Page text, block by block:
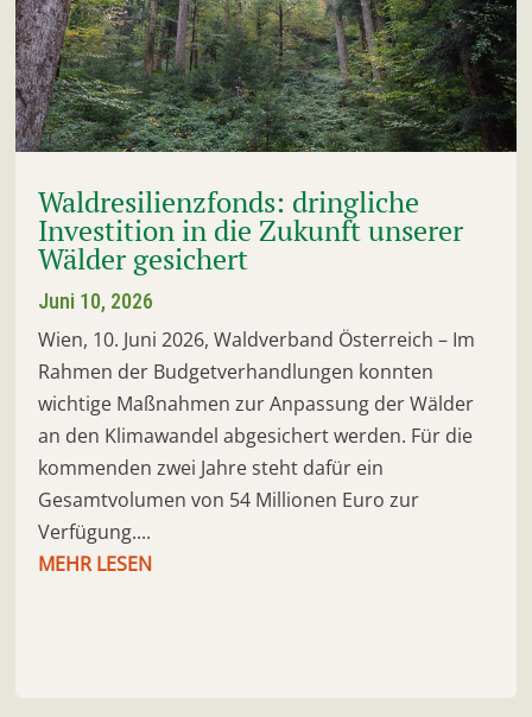
Waldresilienzfonds: dringliche
Investition in die Zukunft unserer
Wälder gesichert
Juni 10, 2026
Wien, 10. Juni 2026, Waldverband Österreich – Im
Rahmen der Budgetverhandlungen konnten
wichtige Maßnahmen zur Anpassung der Wälder
an den Klimawandel abgesichert werden. Für die
kommenden zwei Jahre steht dafür ein
Gesamtvolumen von 54 Millionen Euro zur
Verfügung....
MEHR LESEN